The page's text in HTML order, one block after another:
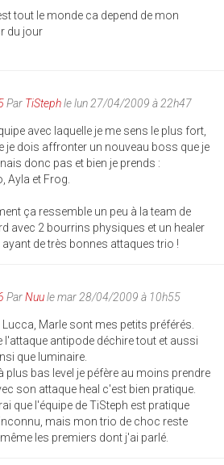
tout le monde ca depend de mon
du jour
Par TiStephle lun 27/04/2009 à 22h47
avec laquelle je me sens le plus fort,
je dois affronter un nouveau boss que je
donc pas et bien je prends :
Ayla et Frog.
ça ressemble un peu à la team de
avec 2 bourrins physiques et un healer
de très bonnes attaques trio !
ParNuule mar 28/04/2009 à 10h55
Lucca, Marle sont mes petits préférés.
l'attaque antipode déchire tout et aussi
que luminaire.
plus bas level je péfère au moins prendre
son attaque heal c'est bien pratique.
que l'équipe de TiSteph est pratique
mais mon trio de choc reste
les premiers dont j'ai parlé.